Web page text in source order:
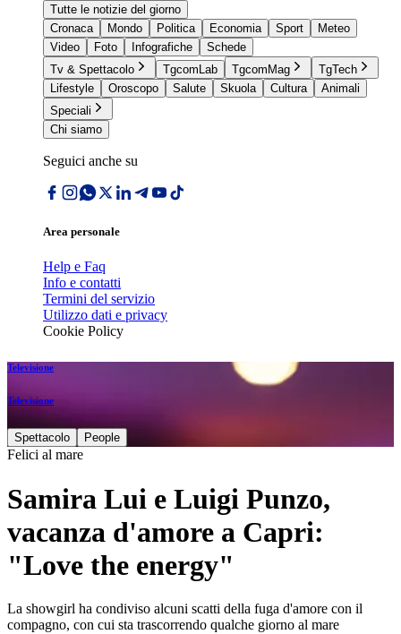
Tutte le notizie del giorno
Cronaca
Mondo Politica Economia Sport
Meteo
Video
Foto Infografiche
Schede
Tv & Spettacolo
TgcomLab TgcomMag
TgTech
Lifestyle
Oroscopo Salute Skuola Cultura
Animali
Speciali
Chi siamo
Seguici anche su
Area personale
Help e Faq
Info e contatti
Termini del servizio
Utilizzo dati e privacy
Cookie Policy
Televisione
Televisione
Spettacolo People
Felici al mare
Samira Lui e Luigi Punzo,
vacanza d'amore a Capri:
"Love the energy"
La showgirl ha condiviso alcuni scatti della fuga d'amore con il
compagno, con cui sta trascorrendo qualche giorno al mare